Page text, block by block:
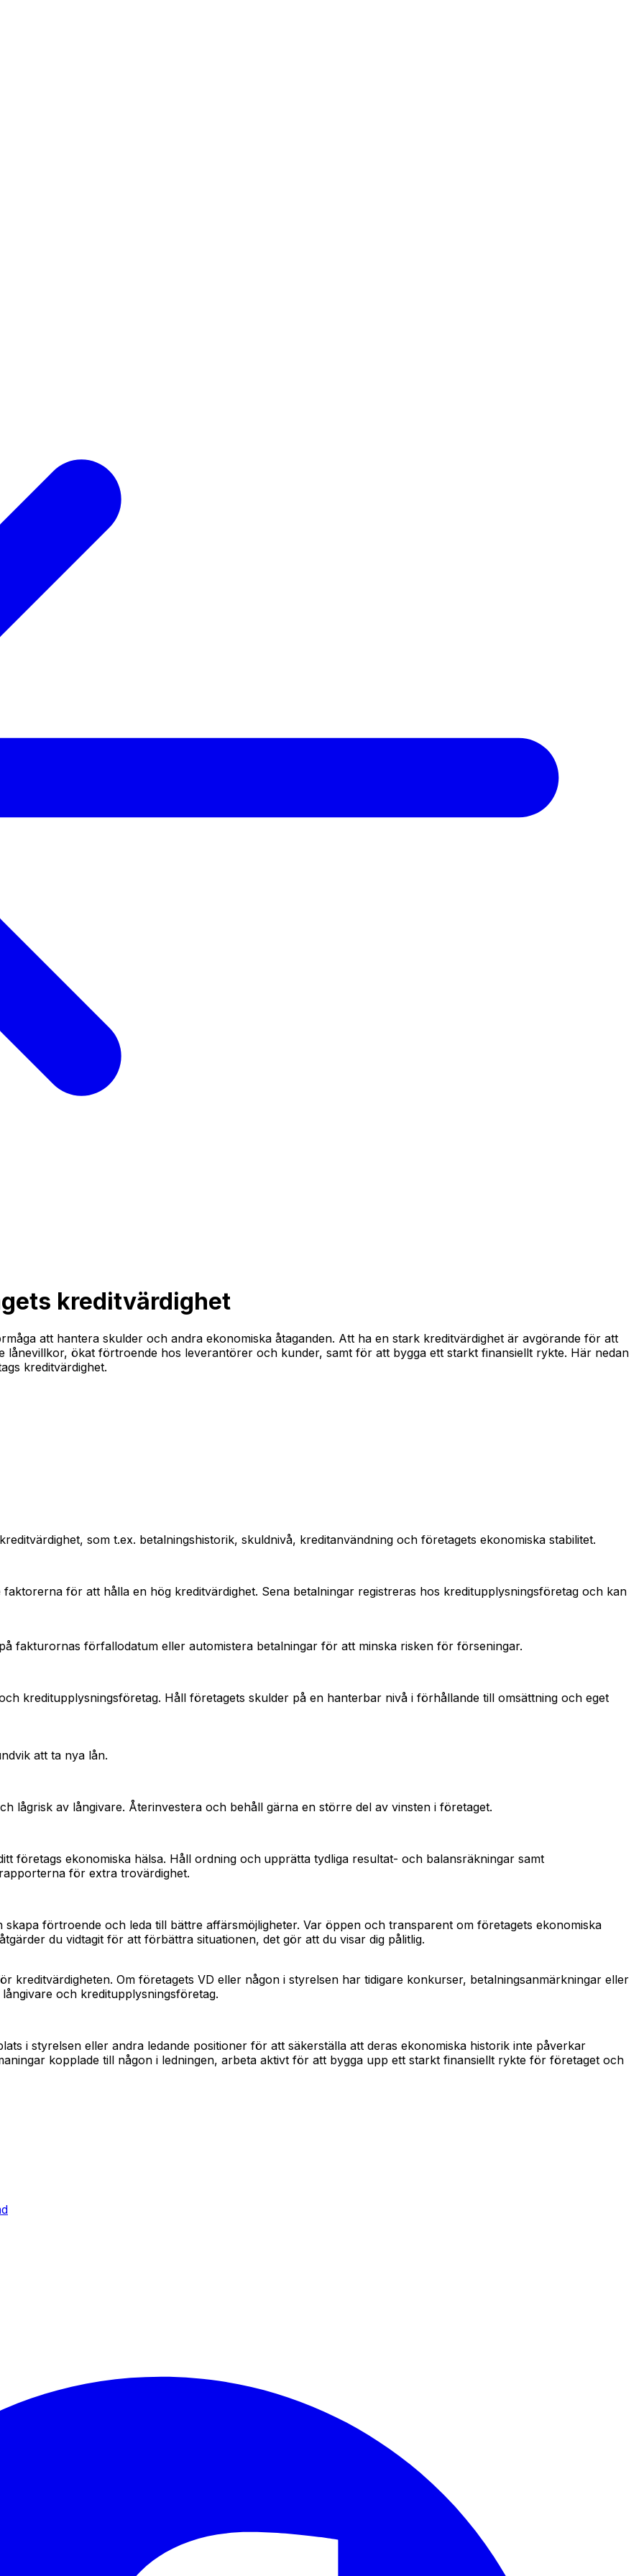
kreditvärdighet
att hantera skulder och andra ekonomiska åtaganden. Att ha en stark kreditvärdighet är avgörande för att
lånevillkor, ökat förtroende hos leverantörer och kunder, samt för att bygga ett starkt finansiellt rykte. Här nedan
kreditvärdighet.
som t.ex. betalningshistorik, skuldnivå, kreditanvändning och företagets ekonomiska stabilitet.
för att hålla en hög kreditvärdighet. Sena betalningar registreras hos kreditupplysningsföretag och kan
fakturornas förfallodatum eller automistera betalningar för att minska risken för förseningar.
kreditupplysningsföretag. Håll företagets skulder på en hanterbar nivå i förhållande till omsättning och eget
att ta nya lån.
lågrisk av långivare. Återinvestera och behåll gärna en större del av vinsten i företaget.
företags ekonomiska hälsa. Håll ordning och upprätta tydliga resultat- och balansräkningar samt
för extra trovärdighet.
förtroende och leda till bättre affärsmöjligheter. Var öppen och transparent om företagets ekonomiska
du vidtagit för att förbättra situationen, det gör att du visar dig pålitlig.
kreditvärdigheten. Om företagets VD eller någon i styrelsen har tidigare konkurser, betalningsanmärkningar eller
och kreditupplysningsföretag.
i styrelsen eller andra ledande positioner för att säkerställa att deras ekonomiska historik inte påverkar
kopplade till någon i ledningen, arbeta aktivt för att bygga upp ett starkt finansiellt rykte för företaget och